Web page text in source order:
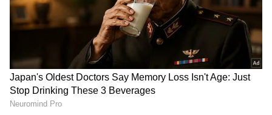
ಹಾರಿಸಿದ್ದರು.
ಶೇ.50 ರಿಂದ ಶೇ.18 ಕ್ಕೆ TAX ಇಳಿಕೆ: ಮೋದಿ-
ಟ್ರಂಪ್ ಐತಿಹಾಸಿಕ ಒಪ್ಪಂದ | India US
Trade Deal | Party Rounds